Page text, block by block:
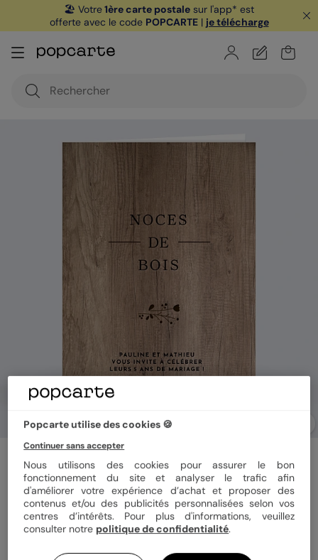
🏖️ Votre1ère carte postale sur l'app* est
offerte avec le code POPCARTE| je télécharge
Effet bois
Format 12x17 cm plié
Popcarte utilise des cookies 🍪
Continuer sans accepter
Nous utilisons des cookies pour assurer le bon
fonctionnement du site et analyser le trafic afin
d'améliorer votre expérience d’achat et proposer des
contenus et/ou des publicités personnalisées selon vos
centres d’intérêts. Pour plus d'informations, veuillez
consulter notre politique de confidentialité.